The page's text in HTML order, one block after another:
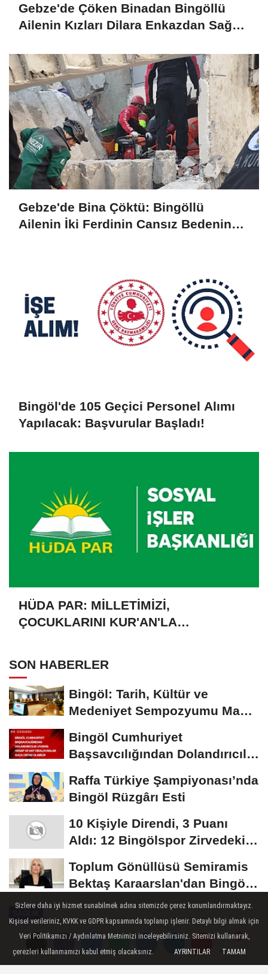
Yorumlar
Gebze'de Çöken Binadan Bingöllü
Ailenin Kızları Dilara Enkazdan Sağ
Gebze'de Bina Çöktü: Bingöllü
Ailenin İki Ferdinin Cansız Bedenine
Bingöl'de 105 Geçici Personel Alımı
Yapılacak: Başvurular Başladı!
HÜDA PAR: MİLLETİMİZİ,
ÇOCUKLARINI KUR'AN'LA
SON HABERLER
Bingöl: Tarih, Kültür ve
Medeniyet Sempozyumu Mayıs
Bingöl Cumhuriyet
Başsavcılığından Dolandırıcılık
Raffa Türkiye Şampiyonası’nda
Bingöl Rüzgârı Esti
10 Kişiyle Direndi, 3 Puanı
Aldı: 12 Bingölspor Zirvedeki
Toplum Gönüllüsü Semiramis
Bektaş Karaarslan'dan Bingöl
İçin Deprem...
Yayınlanma: 19 Ağustos 2024 - 09:35
Güncelleme: 19 Ağustos 2024 - 09:39
Yorumlar
Sizlere daha iyi hizmet sunabilmek adına sitemizde çerez konumlandırmaktayız.
Kişisel verileriniz, KVKK ve GDPR kapsamında toplanıp işlenir. Detaylı bilgi almak için
Veri Politikamızı / Aydınlatma Metnimizi inceleyebilirsiniz. Sitemizi kullanarak,
çerezleri kullanmamızı kabul etmiş olacaksınız.
AYRINTILAR TAMAM